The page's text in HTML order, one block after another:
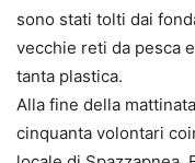
sono stati tolti dai
vecchie reti da pesca
tanta plastica.
Alla fine della
cinquanta volontari